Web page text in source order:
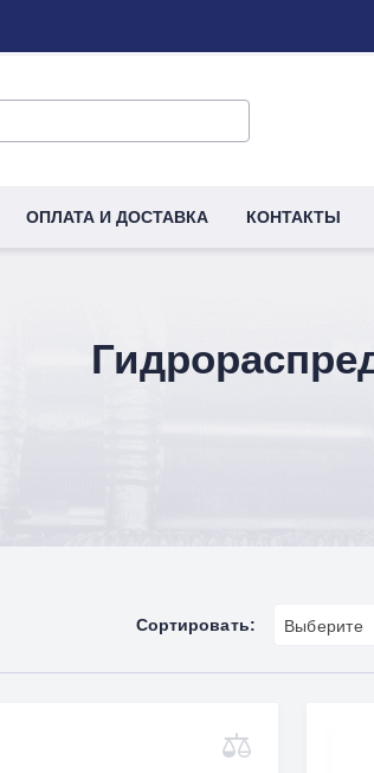
ОПЛАТА И ДОСТАВКА КОНТАКТЫ
Сортировать: Выберите